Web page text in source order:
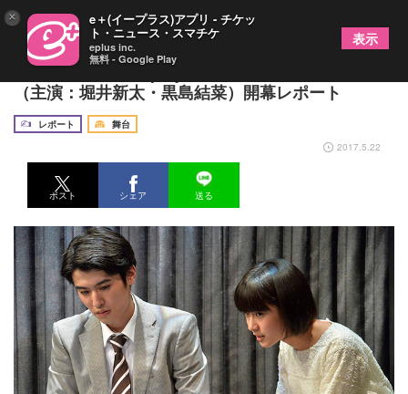
岩松了新作、M&Oplaysプロデュース『少女ミウ』
（主演：堀井新太・黒島結菜）開幕レポート
レポート
舞台
2017.5.22
ポスト シェア 送る
× e＋(イープラス)アプリ - チケッ
ト・ニュース・スマチケ
eplus inc.
無料 - Google Play
表示